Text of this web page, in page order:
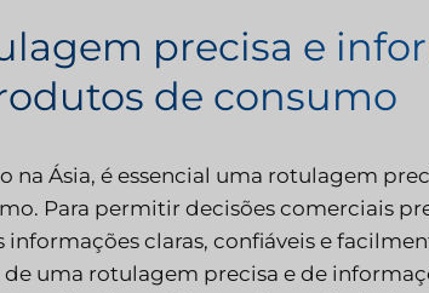
precisa e
de consumo
na Ásia, é essencial uma rotulagem
Para permitir decisões comerciais
claras, confiáveis e
uma rotulagem precisa e de